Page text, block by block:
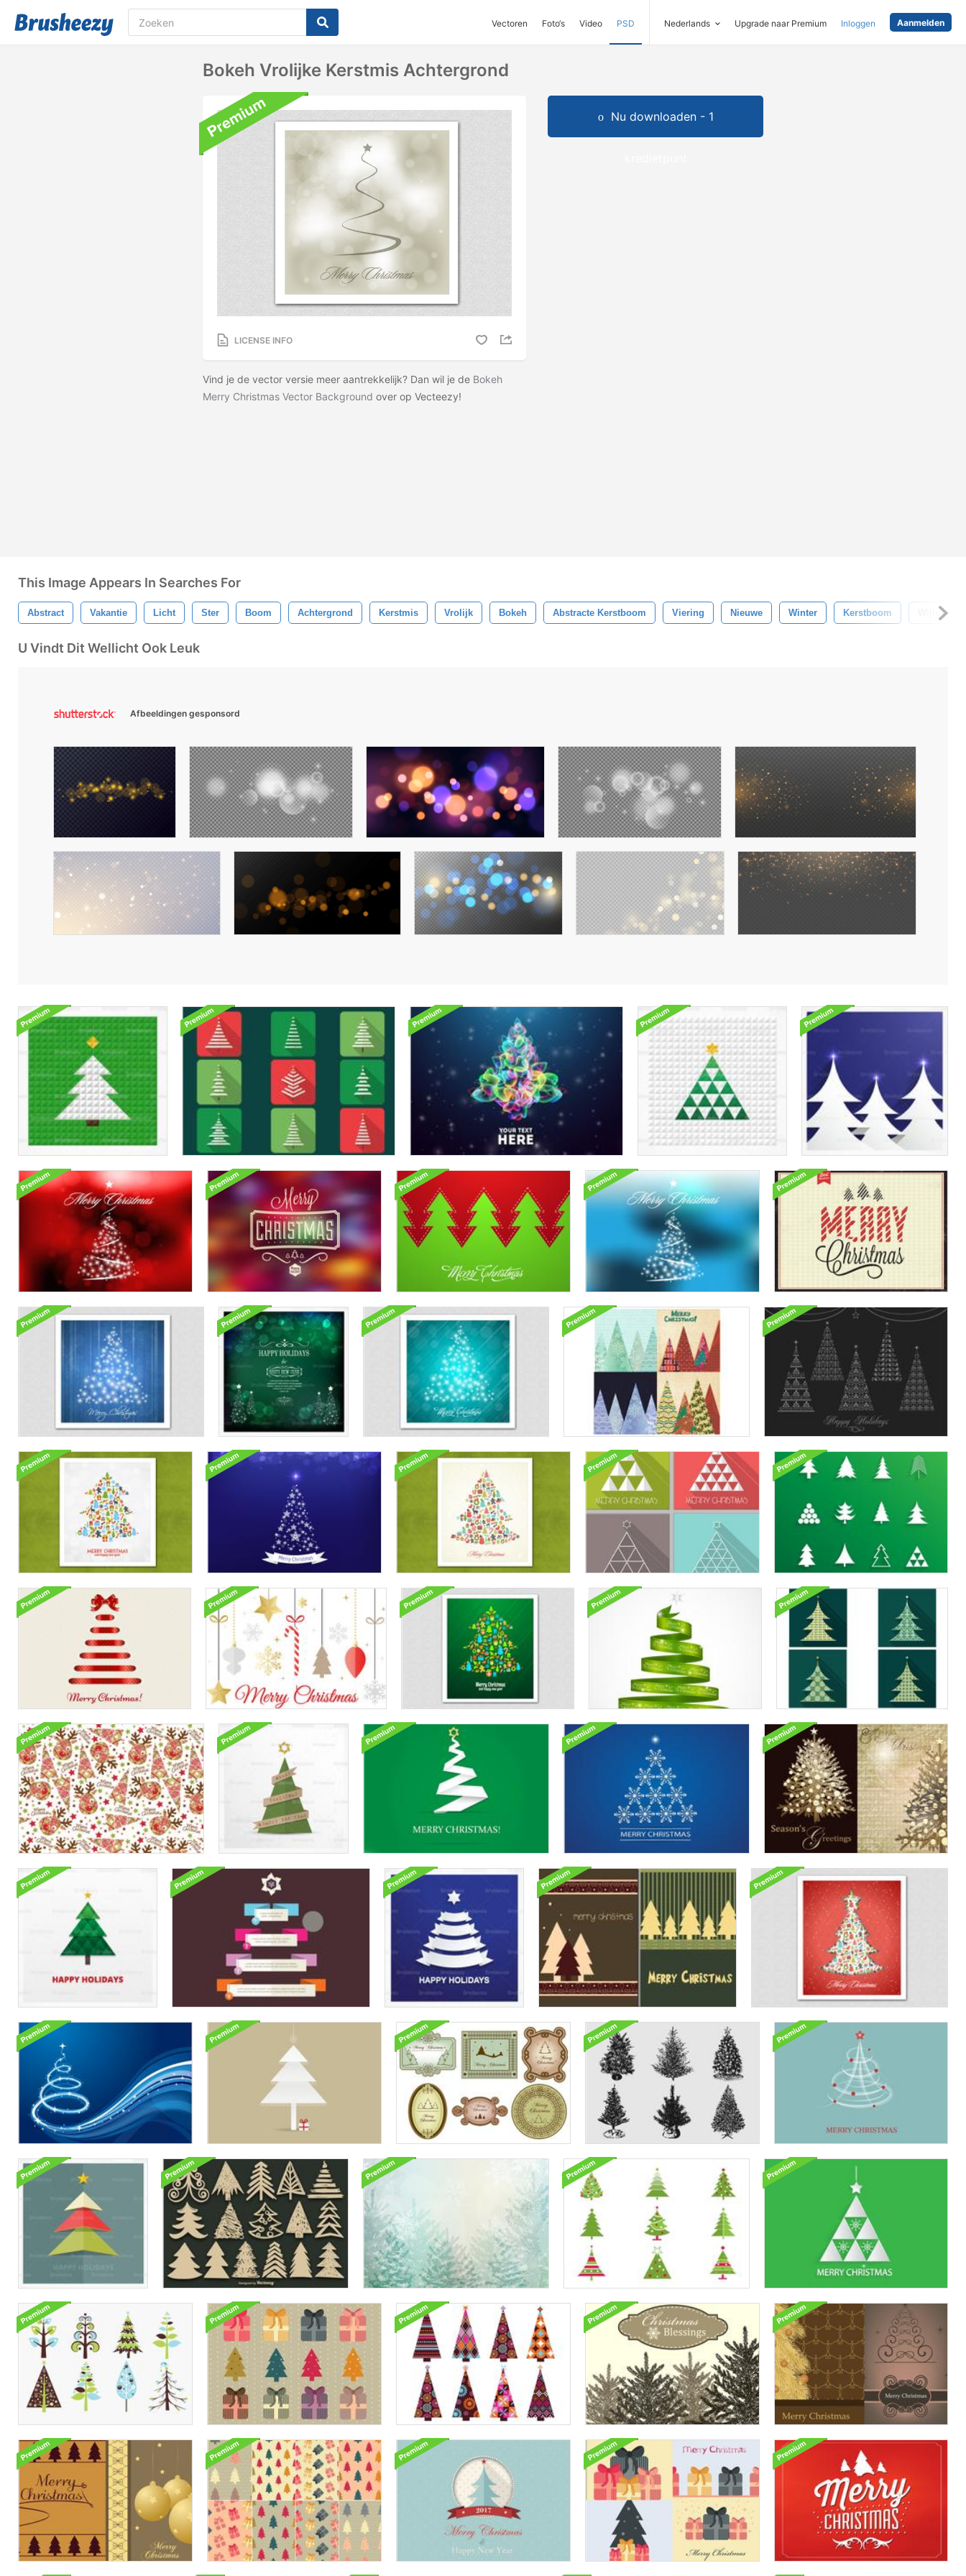
Vectoren Foto‘s Video PSD Nederlands Upgrade naar Premium Inloggen Aanmelden
Bokeh Vrolijke Kerstmis Achtergrond
LICENSE INFO
Vind je de vector versie meer aantrekkelijk? Dan wil je de Bokeh
Merry Christmas Vector Background over op Vecteezy!
Nu downloaden - 1
This Image Appears In Searches For
Abstract Vakantie Licht Ster Boom Achtergrond Kerstmis Vrolijk Bokeh Abstracte Kerstboom Viering Nieuwe Winter Kerstboom Wijnoogst
U Vindt Dit Wellicht Ook Leuk
Afbeeldingen gesponsord